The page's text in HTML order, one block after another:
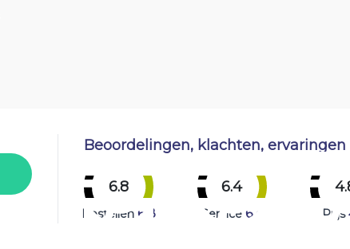
Beoordelingen, klachten,
6.8
Bestellen 6.8
6.4
Service 6.4 Prijs